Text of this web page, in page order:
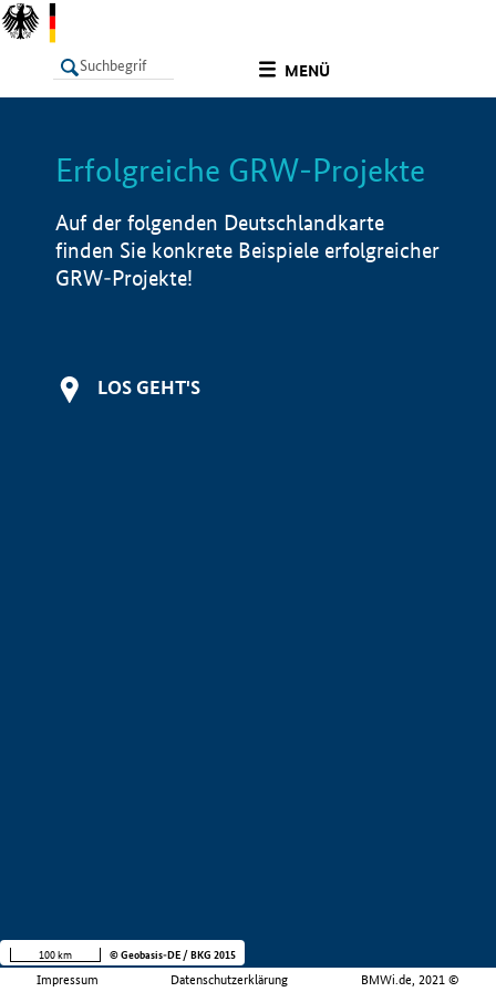
MENÜ
LISTE Info
Erfolgreiche GRW-Projekte
Auf der folgenden Deutschlandkarte
finden Sie konkrete Beispiele erfolgreicher
GRW-Projekte!
LOS GEHT'S
Impressum Datenschutzerklärung BMWi.de, 2021 ©
100 km © Geobasis-DE / BKG 2015